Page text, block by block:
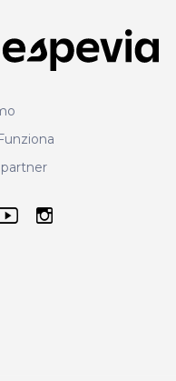
su facebook
seguici su
seguici su